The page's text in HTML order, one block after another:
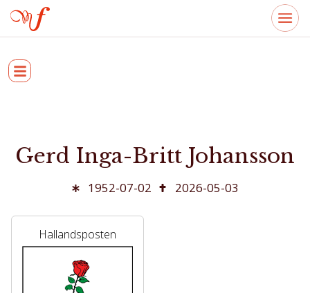
Gerd Inga-Britt Johansson
1952-07-02 2026-05-03
Hallandsposten